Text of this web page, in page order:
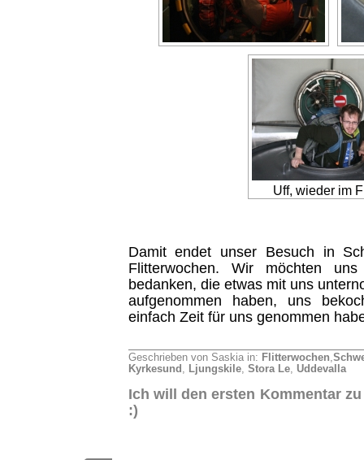
Uff, wieder im
Damit endet unser Besuch in
Flitterwochen. Wir möchten
bedanken, die etwas mit uns
aufgenommen haben, uns
einfach Zeit für uns genommen
Geschrieben von Saskia in: Flitterwochen,
Kyrkesund , Ljungskile, Stora Le, Uddevalla
Ich will den ersten Kommentar
:)